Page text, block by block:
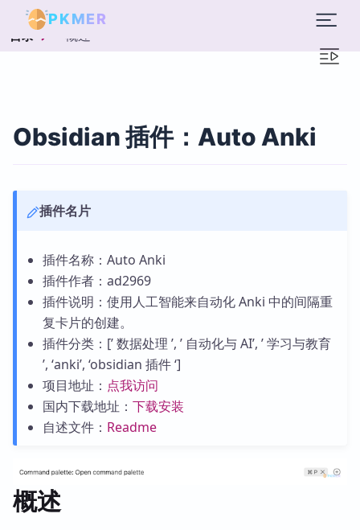
PKMER
目录 概述
Obsidian 插件：Auto Anki
插件名片
插件名称：Auto Anki
插件作者：ad2969
插件说明：使用人工智能来自动化 Anki 中的间隔重
复卡片的创建。
插件分类：[’ 数据处理 ’, ’ 自动化与 AI’, ’ 学习与教育
’, ‘anki’, ‘obsidian 插件 ‘]
项目地址： 点我访问
国内下载地址： 下载安装
自述文件： Readme
概述